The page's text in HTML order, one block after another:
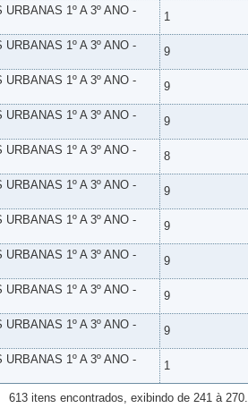
1º A 3º ANO -
1
1º A 3º ANO -
9
1º A 3º ANO -
9
1º A 3º ANO -
9
1º A 3º ANO -
8
1º A 3º ANO -
9
1º A 3º ANO -
9
1º A 3º ANO -
9
1º A 3º ANO -
9
1º A 3º ANO -
9
1º A 3º ANO -
1
613 itens encontrados, exibindo de 241 à 270.